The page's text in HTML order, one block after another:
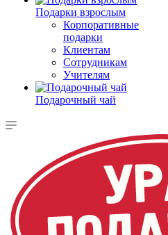
Подарки взрослым
Корпоративные
подарки
Клиентам
Сотрудникам
Учителям
Подарочный чай